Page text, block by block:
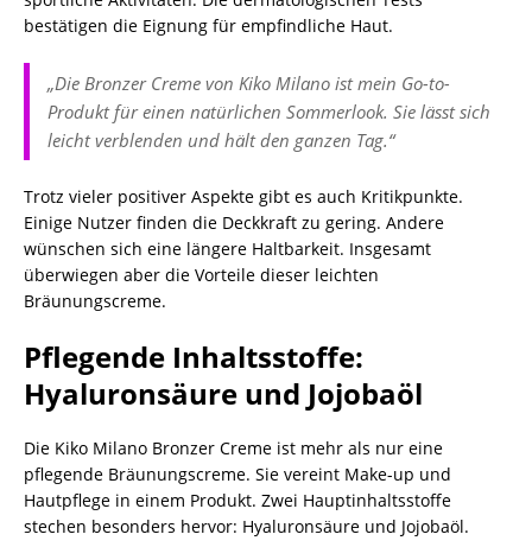
bestätigen die Eignung für empfindliche Haut.
„Die Bronzer Creme von Kiko Milano ist mein Go-to-
Produkt für einen natürlichen Sommerlook. Sie lässt sich
leicht verblenden und hält den ganzen Tag.“
Trotz vieler positiver Aspekte gibt es auch Kritikpunkte.
Einige Nutzer finden die Deckkraft zu gering. Andere
wünschen sich eine längere Haltbarkeit. Insgesamt
überwiegen aber die Vorteile dieser leichten
Bräunungscreme.
Pflegende Inhaltsstoffe:
Hyaluronsäure und Jojobaöl
Die Kiko Milano Bronzer Creme ist mehr als nur eine
pflegende Bräunungscreme. Sie vereint Make-up und
Hautpflege in einem Produkt. Zwei Hauptinhaltsstoffe
stechen besonders hervor: Hyaluronsäure und Jojobaöl.